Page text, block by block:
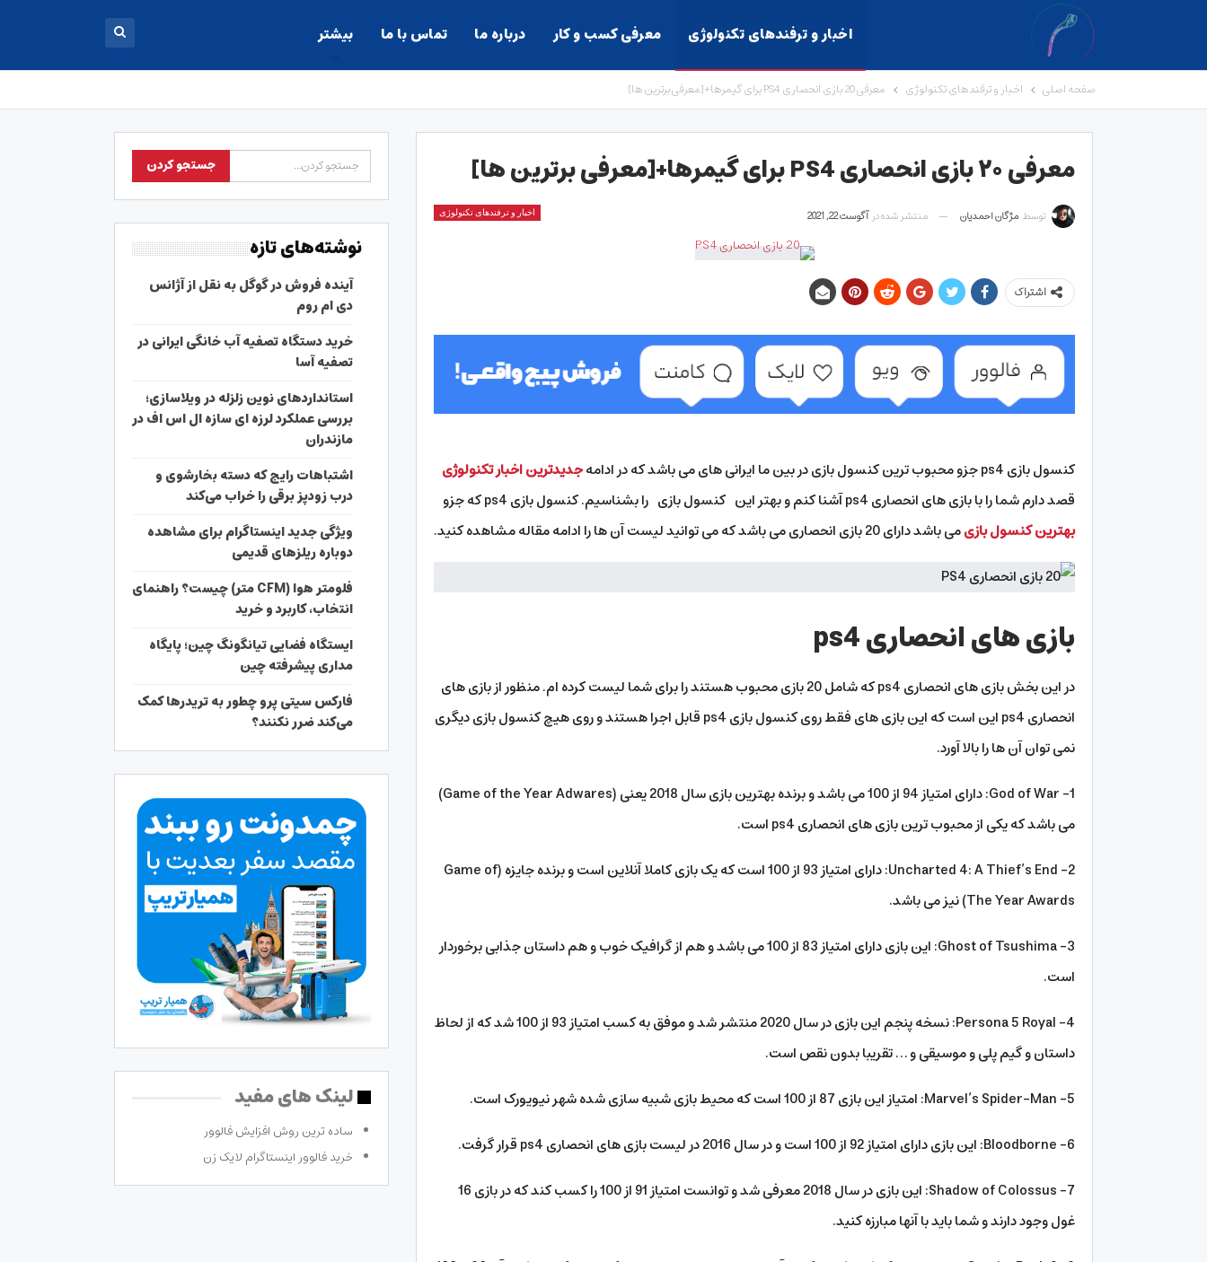
اخبار و ترفندهای تکنولوژی معرفی کسب و کار درباره ما تماس با ما بیشتر
صفحه اصلی اخبار و ترفندهای تکنولوژی معرفی 20 بازی انحصاری PS4 برای گیمرها+[معرفی برترین ها]
معرفی ۲۰ بازی انحصاری PS4 برای گیمرها+[معرفی برترین ها]
اخبار و ترفندهای تکنولوژی توسط مژگان احمدیان منتشر شده در آگوست 22, 2021
اشتراک
کنسول بازی ps4 جزو محبوب ترین کنسول بازی در بین ما ایرانی های می باشد که در ادامه
جدیدترین اخبار تکنولوژی
قصد دارم شما را با بازی های انحصاری ps4 آشنا کنم و بهتر این کنسول بازی را بشناسیم. کنسول بازی ps4 که جزو
بهترین کنسول بازیمی باشد دارای 20 بازی انحصاری می باشد که می توانید لیست آن ها را ادامه مقاله مشاهده کنید.
بازی های انحصاری ps4
در این بخش بازی های انحصاری ps4 که شامل 20 بازی محبوب هستند را برای شما لیست کرده ام. منظور از بازی های
انحصاری ps4 این است که این بازی های فقط روی کنسول بازی ps4 قابل اجرا هستند و روی هیچ کنسول بازی دیگری
نمی توان آن ها را بالا آورد.
1- God of War: دارای امتیاز 94 از 100 می باشد و برنده بهترین بازی سال 2018 یعنی (Game of the Year Adwares)
می باشد که یکی از محبوب ترین بازی های انحصاری ps4 است.
2- Uncharted 4: A Thief’s End: دارای امتیاز 93 از 100 است که یک بازی کاملا آنلاین است و برنده جایزه (Game of
The Year Awards) نیز می باشد.
3- Ghost of Tsushima: این بازی دارای امتیاز 83 از 100 می باشد و هم از گرافیک خوب و هم داستان جذابی برخوردار
است.
4- Persona 5 Royal: نسخه پنجم این بازی در سال 2020 منتشر شد و موفق به کسب امتیاز 93 از 100 شد که از لحاظ
داستان و گیم پلی و موسیقی و … تقریبا بدون نقص است.
5- Marvel’s Spider-Man: امتیاز این بازی 87 از 100 است که محیط بازی شبیه سازی شده شهر نیویورک است.
6- Bloodborne: این بازی دارای امتیاز 92 از 100 است و در سال 2016 در لیست بازی های انحصاری ps4 قرار گرفت.
7- Shadow of Colossus: این بازی در سال 2018 معرفی شد و توانست امتیاز 91 از 100 را کسب کند که در بازی 16
غول وجود دارند و شما باید با آنها مبارزه کنید.
نوشته‌های تازه
آینده فروش در گوگل به نقل از آژانس
دی ام روم
خرید دستگاه تصفیه آب خانگی ایرانی در
تصفیه آسا
استانداردهای نوین زلزله در ویلاسازی؛
بررسی عملکرد لرزه ای سازه ال اس اف در
مازندران
اشتباهات رایج که دسته بخارشوی و
درب زودپز برقی را خراب می‌کند
ویژگی جدید اینستاگرام برای مشاهده
دوباره ریلزهای قدیمی
فلومتر هوا (CFM متر) چیست؟ راهنمای
انتخاب، کاربرد و خرید
ایستگاه فضایی تیانگونگ چین؛ پایگاه
مداری پیشرفته چین
فارکس سیتی پرو چطور به تریدرها کمک
می‌کند ضرر نکنند؟
لینک های مفید
ساده ترین روش افزایش فالوور
خرید فالوور اینستاگرام لایک زن